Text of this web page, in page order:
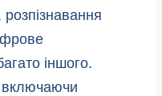
розпізнавання
іншого.
включаючи